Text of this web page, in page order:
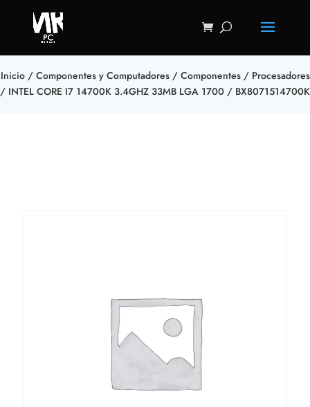
Inicio/ Componentes y Computadores/ Componentes/ Procesadores
/ INTEL CORE I7 14700K 3.4GHZ 33MB LGA 1700 / BX8071514700K